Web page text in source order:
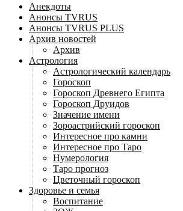
Анекдоты
Анонсы TVRUS
Анонсы TVRUS PLUS
Архив новостей
Архив
Астрология
Астрологический календарь
Гороскоп
Гороскоп Древнего Египта
Гороскоп Друидов
Значение имени
Зороастрийский гороскоп
Интересное про камни
Интересное про Таро
Нумерология
Таро прогноз
Цветочный гороскоп
Здоровье и семья
Воспитание